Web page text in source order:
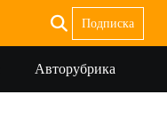
Подписка
Авторубрика